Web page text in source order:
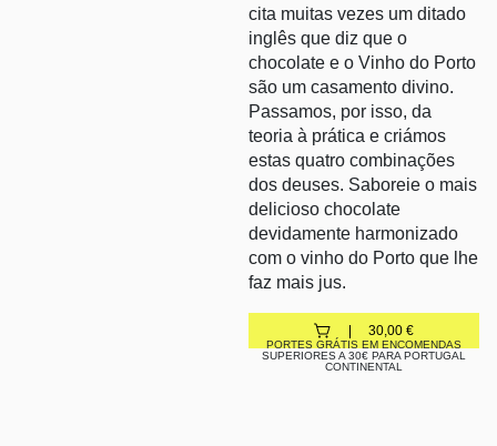
cita muitas vezes um ditado
inglês que diz que o
chocolate e o Vinho do Porto
são um casamento divino.
Passamos, por isso, da
teoria à prática e criámos
estas quatro combinações
dos deuses. Saboreie o mais
delicioso chocolate
devidamente harmonizado
com o vinho do Porto que lhe
faz mais jus.
30,00 €
PORTES GRÁTIS EM ENCOMENDAS
SUPERIORES A 30€ PARA PORTUGAL
CONTINENTAL